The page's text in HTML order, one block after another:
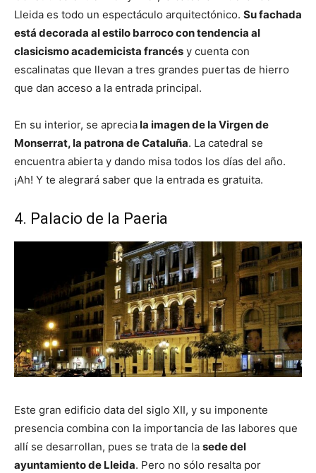
Lleida es todo un espectáculo arquitectónico. Su fachada
está decorada al estilo barroco con tendencia al
clasicismo academicista francés y cuenta con
escalinatas que llevan a tres grandes puertas de hierro
que dan acceso a la entrada principal.
En su interior, se apreciala imagen de la Virgen de
Monserrat, la patrona de Cataluña. La catedral se
encuentra abierta y dando misa todos los días del año.
¡Ah! Y te alegrará saber que la entrada es gratuita.
4. Palacio de la Paeria
Este gran edificio data del siglo XII, y su imponente
presencia combina con la importancia de las labores que
allí se desarrollan, pues se trata de la sede del
ayuntamiento de Lleida. Pero no sólo resalta por